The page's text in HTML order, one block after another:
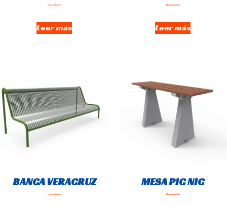
Hay existencias
Leer más
Hay existencias
Leer más
BANCA VERACRUZ
Hay existencias
MESA PIC NIC
Hay existencias